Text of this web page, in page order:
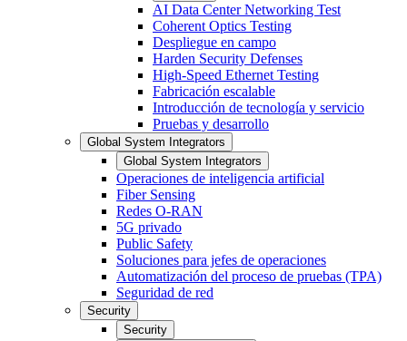
AI Data Center Networking Test
Coherent Optics Testing
Despliegue en campo
Harden Security Defenses
High-Speed Ethernet Testing
Fabricación escalable
Introducción de tecnología y servicio
Pruebas y desarrollo
Global System Integrators
Global System Integrators
Operaciones de inteligencia artificial
Fiber Sensing
Redes O-RAN
5G privado
Public Safety
Soluciones para jefes de operaciones
Automatización del proceso de pruebas (TPA)
Seguridad de red
Security
Security